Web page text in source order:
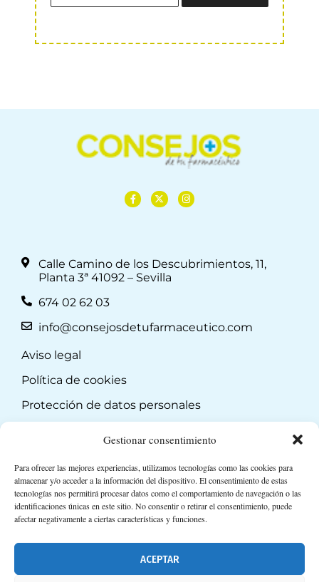
Gestionar consentimiento
Para ofrecer las mejores experiencias, utilizamos tecnologías como las cookies para
almacenar y/o acceder a la información del dispositivo. El consentimiento de estas
tecnologías nos permitirá procesar datos como el comportamiento de navegación o las
identificaciones únicas en este sitio. No consentir o retirar el consentimiento, puede
afectar negativamente a ciertas características y funciones.
ACEPTAR
Calle Camino de los Descubrimientos, 11,
Planta 3ª 41092 – Sevilla
674 02 62 03
info@consejosdetufarmaceutico.com
Aviso legal
Política de cookies
Protección de datos personales